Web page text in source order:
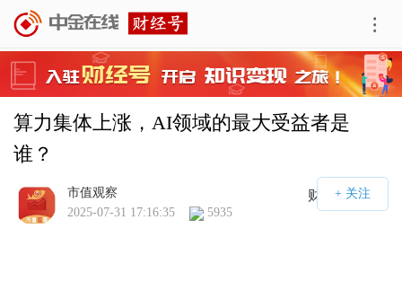
算力集体上涨，AI领域的最大受益者是
谁？
财经号APP
市值观察
2025-07-31 17:16:35
5935